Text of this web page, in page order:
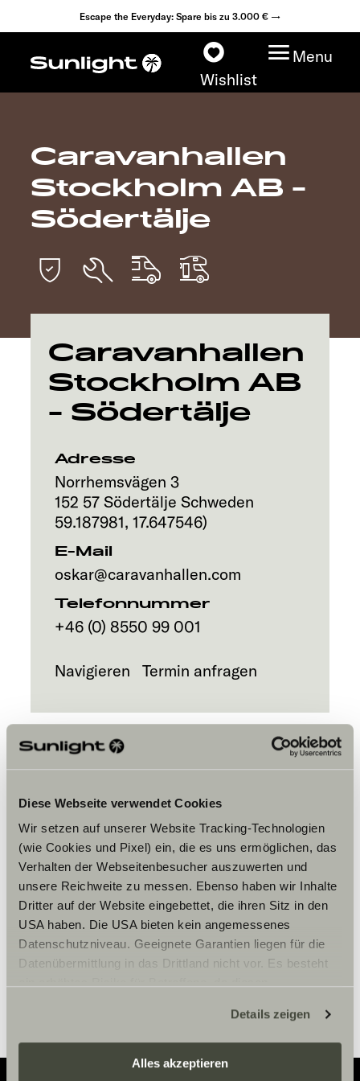
Diese Webseite verwendet Cookies
Wir setzen auf unserer Website Tracking-Technologien
(wie Cookies und Pixel) ein, die es uns ermöglichen, das
Verhalten der Webseitenbesucher auszuwerten und
unsere Reichweite zu messen. Ebenso haben wir Inhalte
Dritter auf der Website eingebettet, die ihren Sitz in den
USA haben. Die USA bieten kein angemessenes
Datenschutzniveau. Geeignete Garantien liegen für die
Datenübermittlung in das Drittland nicht vor. Es besteht
zustehen. Eingesetzte Dienstleister können Daten für
eigene Zwecke verarbeiten und mit anderen Daten
zusammenführen. Weitere Informationen finden Sie hier:
Details zeigen
Alles akzeptieren
Escape the Everyday: Spare bis zu 3.000 € →
Wishlist
Menu
Modelle
Konfigurator
Fahrzeugfinder
Händlersuche
Explore
Service
Caravanhallen
Stockholm AB -
Södertälje
Caravanhallen
Stockholm AB
- Södertälje
Adresse
Norrhemsvägen 3
152 57 Södertälje Schweden
59.187981, 17.647546)
E-Mail
oskar@caravanhallen.com
Telefonnummer
+46 (0) 8550 99 001
Navigieren Termin anfragen
Bitte akzeptiere die Marketing-
Cookies, um die Inhalte zu sehen.
Cookie-Einstellungen